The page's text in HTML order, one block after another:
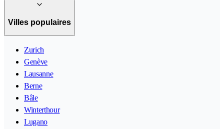
Villes populaires
Zurich
Genève
Lausanne
Berne
Bâle
Winterthour
Lugano